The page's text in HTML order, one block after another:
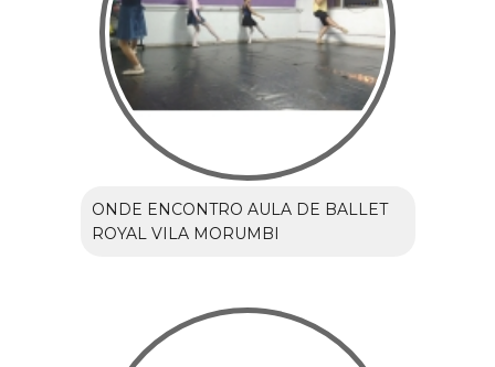
ONDE ENCONTRO AULA DE BALLET
ROYAL VILA MORUMBI